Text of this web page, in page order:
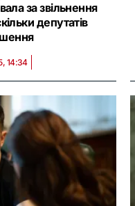
за звільнення
депутатів
14:34